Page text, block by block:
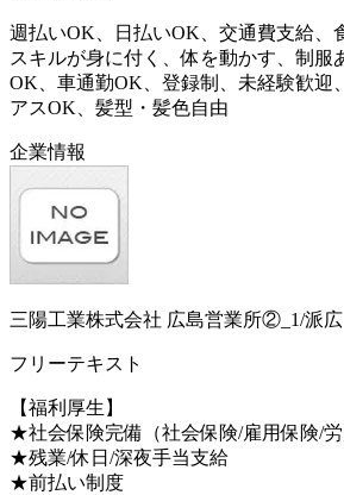
週払いOK、日払いOK、交通費支給、
スキルが身に付く、体を動かす、制服
OK、車通勤OK、登録制、未経験歓迎
アスOK、髪型・髪色自由
企業情報
三陽工業株式会社 広島営業所②_1/派広
フリーテキスト
【福利厚生】
★社会保険完備（社会保険/雇用保険/労
★残業/休日/深夜手当支給
★前払い制度